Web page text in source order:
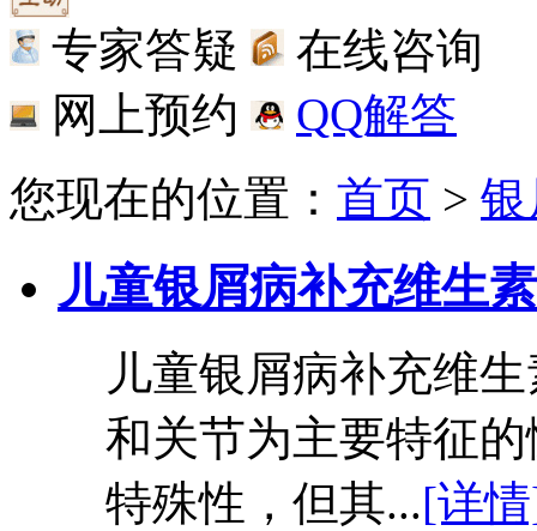
专家答疑
在线咨询
网上预约
QQ解答
您现在的位置： 首页 >
儿童银屑病补充维生
儿童银屑病补充维
和关节为主要特征
特殊性，但其...[详